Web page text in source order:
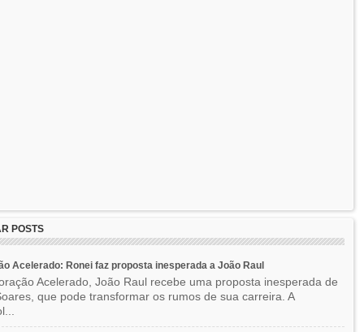
POSTS
Acelerado: Ronei faz proposta inesperada a João Raul
Acelerado, João Raul recebe uma proposta inesperada de
que pode transformar os rumos de sua carreira. A